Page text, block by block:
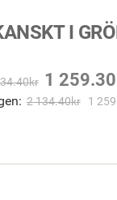
I
kr 1 259.30
2 134.40kr 1